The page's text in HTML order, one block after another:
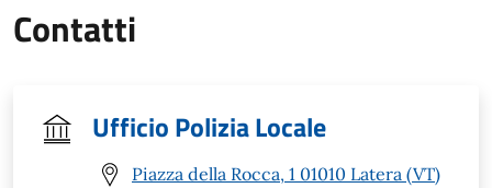
Contatti
Ufficio Polizia Locale
Piazza della Rocca, 1 01010 Latera (VT)